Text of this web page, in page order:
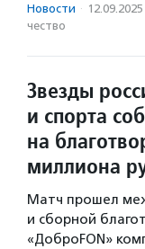
Новости · 12.09.2025
чест­во
Звезды
и спорта
на
миллиона
Матч прошел
и сборной
«ДоброFON»